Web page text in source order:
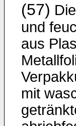
(57)
und
aus
mit